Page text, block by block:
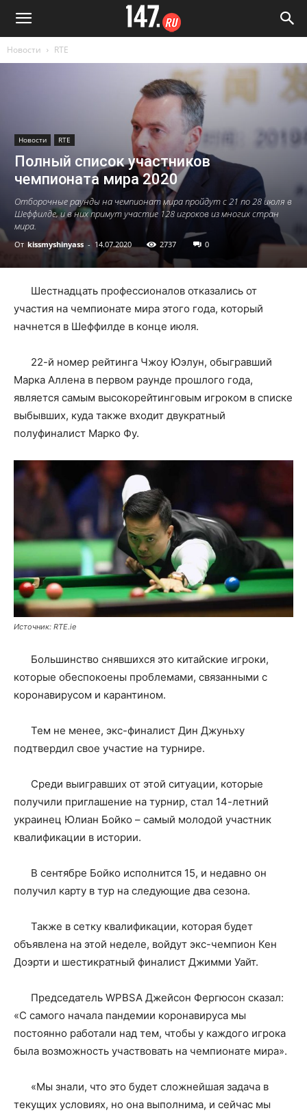
Новости RTE
Новости RTE
Полный список участников
чемпионата мира 2020
Отборочные раунды на чемпионат мира пройдут с 21 по 28 июля в
Шеффилде, и в них примут участие 128 игроков из многих стран
мира.
От kissmyshinyass - 14.07.2020 2737 0
Шестнадцать профессионалов отказались от
участия на чемпионате мира этого года, который
начнется в Шеффилде в конце июля.
22-й номер рейтинга Чжоу Юэлун, обыгравший
Марка Аллена в первом раунде прошлого года,
является самым высокорейтинговым игроком в списке
выбывших, куда также входит двукратный
полуфиналист Марко Фу.
Источник: RTE.ie
Большинство снявшихся это китайские игроки,
которые обеспокоены проблемами, связанными с
коронавирусом и карантином.
Тем не менее, экс-финалист Дин Джуньху
подтвердил свое участие на турнире.
Среди выигравших от этой ситуации, которые
получили приглашение на турнир, стал 14-летний
украинец Юлиан Бойко – самый молодой участник
квалификации в истории.
В сентябре Бойко исполнится 15, и недавно он
получил карту в тур на следующие два сезона.
Также в сетку квалификации, которая будет
объявлена на этой неделе, войдут экс-чемпион Кен
Доэрти и шестикратный финалист Джимми Уайт.
Председатель WPBSA Джейсон Фергюсон сказал:
«С самого начала пандемии коронавируса мы
постоянно работали над тем, чтобы у каждого игрока
была возможность участвовать на чемпионате мира».
«Мы знали, что это будет сложнейшая задача в
текущих условиях, но она выполнима, и сейчас мы